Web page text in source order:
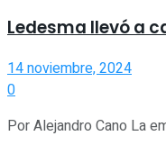
Ledesma llevó a
14 noviembre, 2024
0
Por Alejandro Cano La